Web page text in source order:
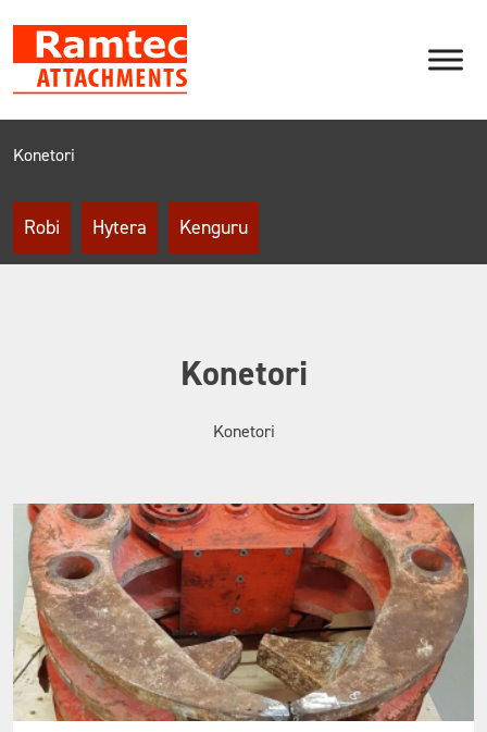
content
Konetori
Robi Hytera Kenguru
Konetori
Konetori